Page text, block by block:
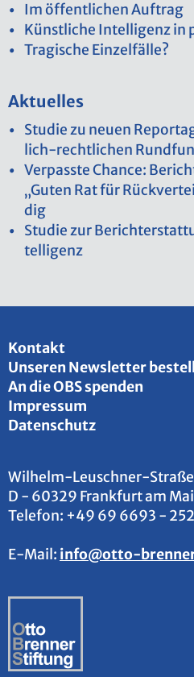
Im öf­fent­li­chen Auf­trag
Künst­li­che In­tel­li­genz in
Tra­gi­sche Ein­zel­fäl­le?
Ak­tu­el­les
Stu­die zu neuen
lich-recht­li­chen
Ver­pass­te Chan­ce:
„Guten Rat für
dig
Stu­die zur
tel­li­genz
Kon­takt
Un­se­ren News­let­ter
An die OBS spen­den
Im­pres­sum
Da­ten­schutz
Wil­helm-Leu­sch­ner-
D - 60329 Frank­furt am
Te­le­fon: +49 69 6693 -
E-Mail: info@​otto-​